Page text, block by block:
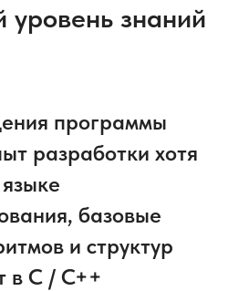
знаний
программы
разработки хотя
базовые
и структур
в С / С++